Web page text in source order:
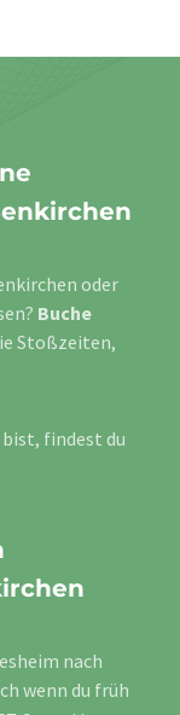
oder
Buche
Stoßzeiten,
findest du
nach
wenn du früh